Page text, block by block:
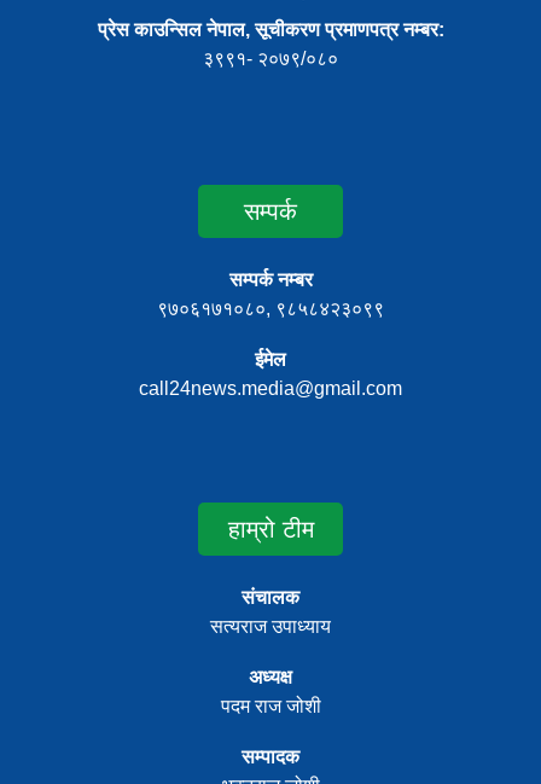
प्रेस काउन्सिल नेपाल, सूचीकरण प्रमाणपत्र नम्बर:
३९९१- २०७९/०८०
सम्पर्क
सम्पर्क नम्बर
९७०६१७१०८०, ९८५८४२३०९९
ईमेल
call24news.media@gmail.com
हाम्रो टीम
संचालक
सत्यराज उपाध्याय
अध्यक्ष
पदम राज जोशी
सम्पादक